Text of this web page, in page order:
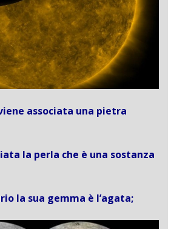
associata una pietra
la perla che è una sostanza
la sua gemma è l’agata;